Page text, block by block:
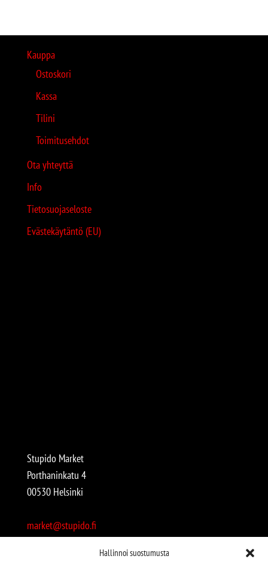
Hallinnoi suostumusta
Kauppa
Ostoskori
Kassa
Tilini
Toimitusehdot
Ota yhteyttä
Info
Tietosuojaseloste
Evästekäytäntö (EU)
Stupido Market
Porthaninkatu 4
00530 Helsinki
market@stupido.fi